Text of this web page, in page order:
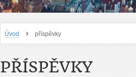
Úvod › příspěvky
PŘÍSPĚVKY